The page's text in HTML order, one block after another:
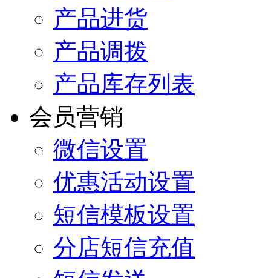
产品进货
产品调拨
产品库存列表
会员营销
微信设置
优惠活动设置
短信模板设置
分店短信充值